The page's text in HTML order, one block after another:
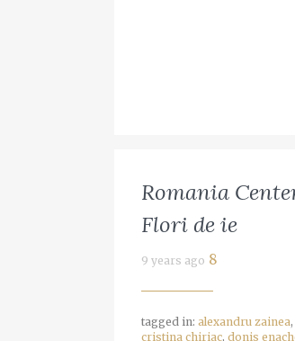
5 years ago
Budinca de
orez cu
timpul
sarcinii
6 years ago
Romania
Flori de ie
9 years ago 8
tagged in: alexandru zainea,
cristina chiriac, donis